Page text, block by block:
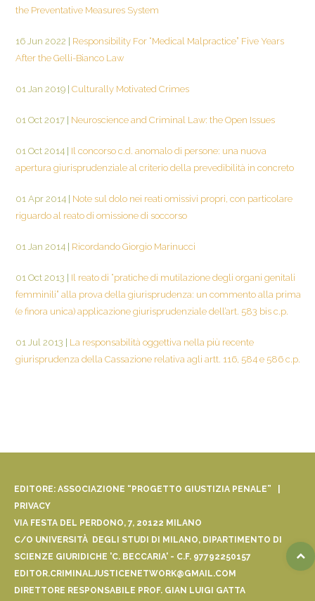
the Preventative Measures System
16 Jun 2022
Responsibility For “Medical Malpractice” Five Years
After the Gelli-Bianco Law
01 Jan 2019 Culturally Motivated Crimes
01 Oct 2017 Neuroscience and Criminal Law: the Open Issues
01 Oct 2014
Il concorso c.d. anomalo di persone: una nuova
apertura giurisprudenziale al criterio della prevedibilità in concreto
01 Apr 2014
Note sul dolo nei reati omissivi propri, con particolare
riguardo al reato di omissione di soccorso
01 Jan 2014 Ricordando Giorgio Marinucci
01 Oct 2013
Il reato di “pratiche di mutilazione degli organi genitali
femminili” alla prova della giurisprudenza: un commento alla prima
(e finora unica) applicazione giurisprudenziale dell’art. 583 bis c.p.
01 Jul 2013
La responsabilità oggettiva nella più recente
giurisprudenza della Cassazione relativa agli artt. 116, 584 e 586 c.p.
EDITORE: ASSOCIAZIONE “PROGETTO GIUSTIZIA PENALE” |
PRIVACY
VIA FESTA DEL PERDONO, 7, 20122 MILANO
C/O UNIVERSITÀ DEGLI STUDI DI MILANO, DIPARTIMENTO DI
SCIENZE GIURIDICHE 'C. BECCARIA' - C.F. 97792250157
EDITOR.CRIMINALJUSTICENETWORK@GMAIL.COM
DIRETTORE RESPONSABILE PROF. GIAN LUIGI GATTA